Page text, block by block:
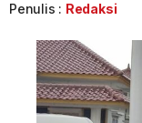
Penulis : Redaksi